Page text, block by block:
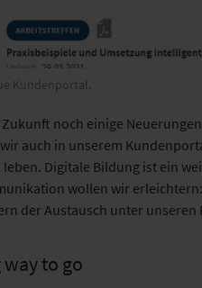
Kundenportal.
noch einige
auch in unserem
Digitale Bildung ist ein
wollen wir
der Austausch unter unseren
to go